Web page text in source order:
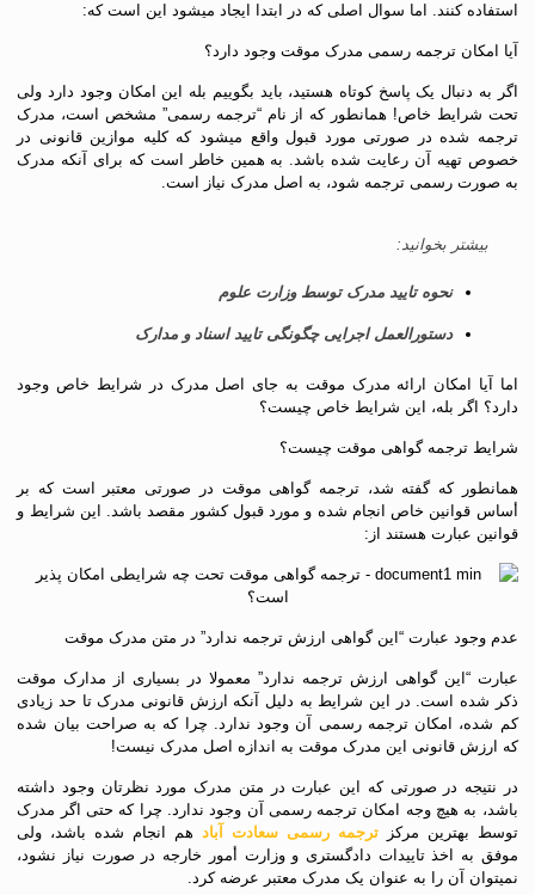
استفاده کنند. اما سوال اصلی که در ابتدا ایجاد میشود این است که:
آیا امکان ترجمه رسمی مدرک موقت وجود دارد؟
اگر به دنبال یک پاسخ کوتاه هستید، باید بگوییم بله این امکان وجود دارد ولی
تحت شرایط خاص! همانطور که از نام “ترجمه رسمی” مشخص است، مدرک
ترجمه شده در صورتی مورد قبول واقع میشود که کلیه موازین قانونی در
خصوص تهیه آن رعایت شده باشد. به همین خاطر است که برای آنکه مدرک
به صورت رسمی ترجمه شود، به اصل مدرک نیاز است.
بیشتر بخوانید:
نحوه تایید مدرک توسط وزارت علوم
دستورالعمل اجرایی چگونگی تایید اسناد و مدارک
اما آیا امکان ارائه مدرک موقت به جای اصل مدرک در شرایط خاص وجود
دارد؟ اگر بله، این شرایط خاص چیست؟
شرایط ترجمه گواهی موقت چیست؟
همانطور که گفته شد، ترجمه گواهی موقت در صورتی معتبر است که بر
أساس قوانین خاص انجام شده و مورد قبول کشور مقصد باشد. این شرایط و
قوانین عبارت هستند از:
عدم وجود عبارت “این گواهی ارزش ترجمه ندارد” در متن مدرک موقت
عبارت “این گواهی ارزش ترجمه ندارد” معمولا در بسیاری از مدارک موقت
ذکر شده است. در این شرایط به دلیل آنکه ارزش قانونی مدرک تا حد زیادی
کم شده، امکان ترجمه رسمی آن وجود ندارد. چرا که به صراحت بیان شده
که ارزش قانونی این مدرک موقت به اندازه اصل مدرک نیست!
در نتیجه در صورتی که این عبارت در متن مدرک مورد نظرتان وجود داشته
باشد، به هیچ وجه امکان ترجمه رسمی آن وجود ندارد. چرا که حتی اگر مدرک
توسط بهترین مرکزترجمه رسمی سعادت آبادهم انجام شده باشد، ولی
موفق به اخذ تاییدات دادگستری و وزارت أمور خارجه در صورت نیاز نشود،
نمیتوان آن را به عنوان یک مدرک معتبر عرضه کرد.